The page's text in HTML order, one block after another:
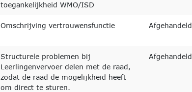
toegankelijkheid WMO/ISD
Omschrijving vertrouwensfunctie Afgehandeld
Structurele problemen bij
Leerlingenvervoer delen met de raad,
zodat de raad de mogelijkheid heeft
om direct te sturen.
Afgehandeld